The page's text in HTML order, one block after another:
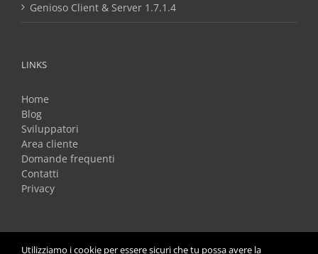
Genioso Client & Server 1.7.1.4
LINKS
Home
Blog
Sviluppatori
Area cliente
Domande frequenti
Contatti
Privacy
Utilizziamo i cookie per essere sicuri che tu possa avere la